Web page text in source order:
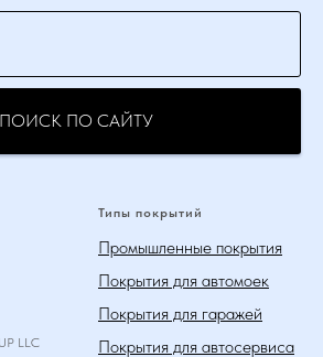
ПОИСК ПО САЙТУ
LLC
Типы покрытий
Промышленные покрытия
Покрытия для автомоек
Покрытия для гаражей
Покрытия для автосервиса